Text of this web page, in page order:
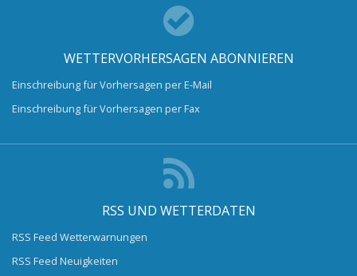
WETTERVORHERSAGEN ABONNIEREN
Einschreibung für Vorhersagen per E-Mail
Einschreibung für Vorhersagen per Fax
RSS UND WETTERDATEN
RSS Feed Wetterwarnungen
RSS Feed Neuigkeiten